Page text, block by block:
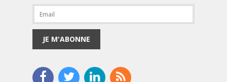
JE M'ABONNE